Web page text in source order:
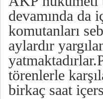
devamında da
komutanları
aylardır
törenlerle
birkaç saat